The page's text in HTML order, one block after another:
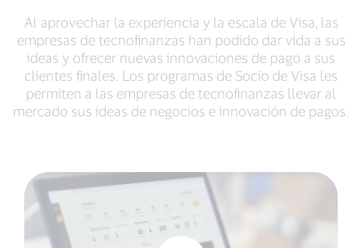
Al aprovechar la experiencia y la escala de Visa, las
empresas de tecnofinanzas han podido dar vida a sus
ideas y ofrecer nuevas innovaciones de pago a sus
clientes finales. Los programas de Socio de Visa les
permiten a las empresas de tecnofinanzas llevar al
mercado sus ideas de negocios e innovación de pagos.